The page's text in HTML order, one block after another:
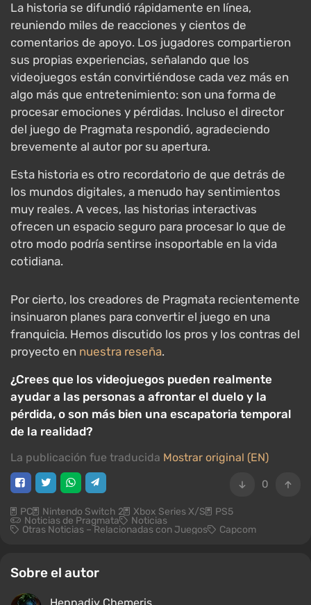
La historia se difundió rápidamente en línea,
reuniendo miles de reacciones y cientos de
comentarios de apoyo. Los jugadores compartieron
sus propias experiencias, señalando que los
videojuegos están convirtiéndose cada vez más en
algo más que entretenimiento: son una forma de
procesar emociones y pérdidas. Incluso el director
del juego de Pragmata respondió, agradeciendo
brevemente al autor por su apertura.
Esta historia es otro recordatorio de que detrás de
los mundos digitales, a menudo hay sentimientos
muy reales. A veces, las historias interactivas
ofrecen un espacio seguro para procesar lo que de
otro modo podría sentirse insoportable en la vida
cotidiana.
Por cierto, los creadores de Pragmata recientemente
insinuaron planes para convertir el juego en una
franquicia. Hemos discutido los pros y los contras del
proyecto en nuestra reseña.
¿Crees que los videojuegos pueden realmente
ayudar a las personas a afrontar el duelo y la
pérdida, o son más bien una escapatoria temporal
de la realidad?
La publicación fue traducida Mostrar original (EN)
0
PC Nintendo Switch 2 Xbox Series X/S PS5
Noticias de Pragmata Noticias
Otras Noticias – Relacionadas con Juegos Capcom
Sobre el autor